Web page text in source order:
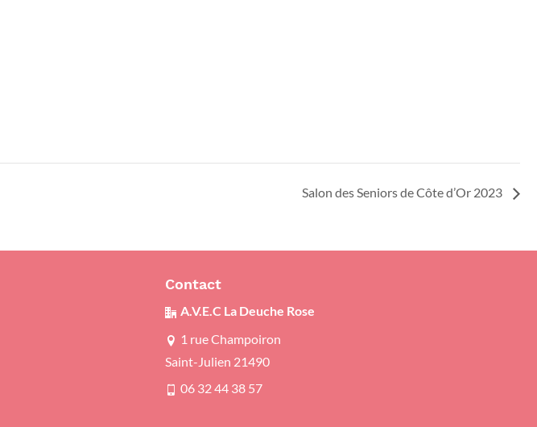
Salon des Seniors de Côte d’Or 2023
Contact
A.V.E.C La Deuche Rose
1 rue Champoiron
Saint-Julien 21490
06 32 44 38 57